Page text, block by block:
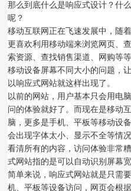
那么到底什么是响应式设计？什
呢？
移动互联网正在飞速发展中，随
更喜欢利用移动端来浏览网页、
索资源、查找销售渠道、网购等
移动设备屏幕不同大小的问题，
以响应式网站就这样出现了。
以前的网站，用户基本只会用电
问的体验就好了。而现在是移动
脑，更多是手机、平板等移动设
会出现字体太小、显示不全等情
看清所有的内容，访问体验非常
式网站指的是可以自动识别屏幕
简单来说，响应式网站就是只需
机、平板等设备访问，网页会根